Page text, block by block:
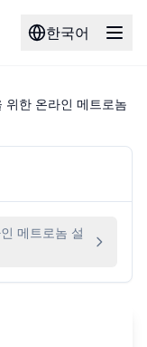
한국어
한 온라인 메트로놈
메트로놈 설